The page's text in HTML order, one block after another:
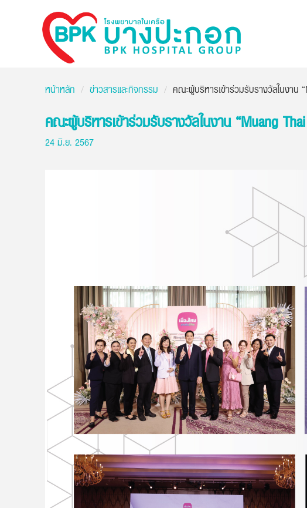
Bangpakok
Hospital
หน้าหลัก ข่าวสารและกิจกรรม คณะผู้บริหารเข้าร่วมรับรางวัลในงาน
คณะผู้บริหารเข้าร่วมรับรางวัลในงาน “Muang
24 มิ.ย. 2567